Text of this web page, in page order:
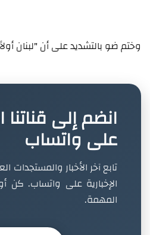
وختم ضو بالتشديد على أن "لبنان
انضم إلى قناتنا
على واتساب
تابع آخر الأخبار والمستجدات
الإخبارية على واتساب. كن
المهمة.